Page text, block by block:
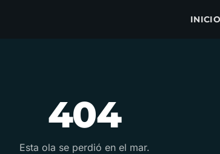
404
Esta ola se perdió en el mar.